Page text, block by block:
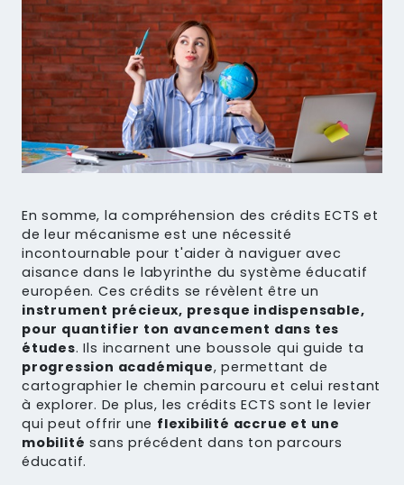
En somme, la compréhension des crédits ECTS et
de leur mécanisme est une nécessité
incontournable pour t'aider à naviguer avec
aisance dans le labyrinthe du système éducatif
européen. Ces crédits se révèlent être un
instrument précieux, presque indispensable,
pour quantifier ton avancement dans tes
études. Ils incarnent une boussole qui guide ta
progression académique, permettant de
cartographier le chemin parcouru et celui restant
à explorer. De plus, les crédits ECTS sont le levier
qui peut offrir une flexibilité accrue et une
mobilité sans précédent dans ton parcours
éducatif.